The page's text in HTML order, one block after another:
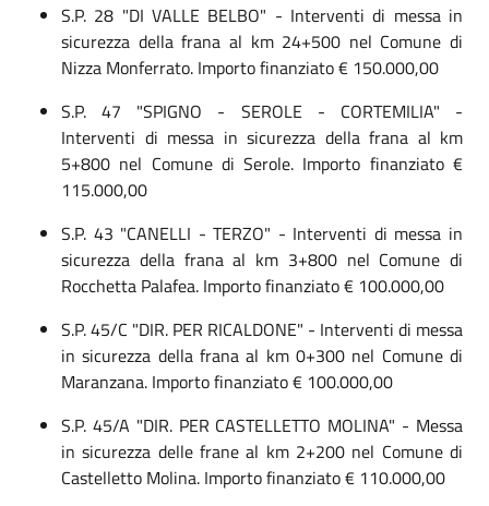
S.P. 28 "DI VALLE BELBO" - Interventi di messa in
sicurezza della frana al km 24+500 nel Comune di
Nizza Monferrato. Importo finanziato € 150.000,00
S.P. 47 "SPIGNO - SEROLE - CORTEMILIA" -
Interventi di messa in sicurezza della frana al km
5+800 nel Comune di Serole. Importo finanziato €
115.000,00
S.P. 43 "CANELLI - TERZO" - Interventi di messa in
sicurezza della frana al km 3+800 nel Comune di
Rocchetta Palafea. Importo finanziato € 100.000,00
S.P. 45/C "DIR. PER RICALDONE" - Interventi di messa
in sicurezza della frana al km 0+300 nel Comune di
Maranzana. Importo finanziato € 100.000,00
S.P. 45/A "DIR. PER CASTELLETTO MOLINA" - Messa
in sicurezza delle frane al km 2+200 nel Comune di
Castelletto Molina. Importo finanziato € 110.000,00